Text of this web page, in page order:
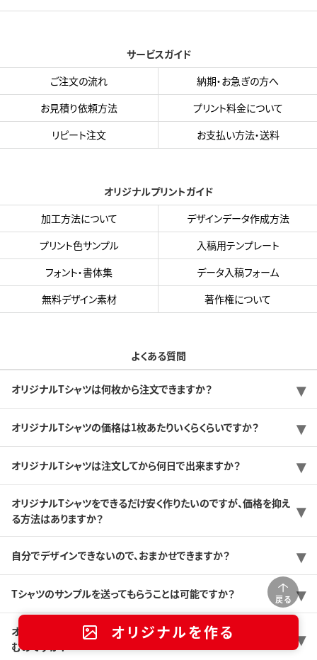
戻る
オリジナルを作る
サービスガイド
ご注文の流れ
納期・お急ぎの方へ
お見積り依頼方法
プリント料金について
リピート注文
お支払い方法・送料
オリジナルプリントガイド
加工方法について
デザインデータ作成方法
プリント色サンプル
入稿用テンプレート
フォント・書体集
データ入稿フォーム
無料デザイン素材
著作権について
よくある質問
オリジナルTシャツは何枚から注文できますか？
オリジナルTシャツの価格は1枚あたりいくらくらいですか？
オリジナルTシャツは注文してから何日で出来ますか？
オリジナルTシャツをできるだけ安く作りたいのですが、価格を抑え
る方法はありますか？
自分でデザインできないので、おまかせできますか？
Tシャツのサンプルを送ってもらうことは可能ですか？
オリジナルTシャツを初めて作るんですけど、どんな感じで注文が進
むのですか？